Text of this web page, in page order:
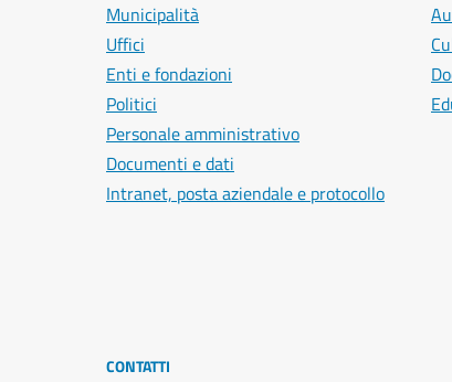
Municipalità
Uffici
Enti e fondazioni
Politici
Personale amministrativo
Documenti e dati
Intranet, posta aziendale e protocollo
CONTATTI